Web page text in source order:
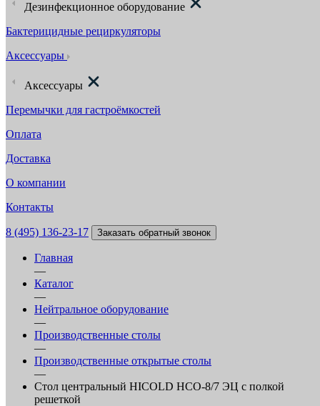
Дезинфекционное оборудование
Бактерицидные рециркуляторы
Аксессуары
Аксессуары
Перемычки для гастроёмкостей
Оплата
Доставка
О компании
Контакты
8 (495) 136-23-17 Заказать обратный звонок
Главная
—
Каталог
—
Нейтральное оборудование
—
Производственные столы
—
Производственные открытые столы
—
Стол центральный HICOLD НСО-8/7 ЭЦ с полкой
решеткой